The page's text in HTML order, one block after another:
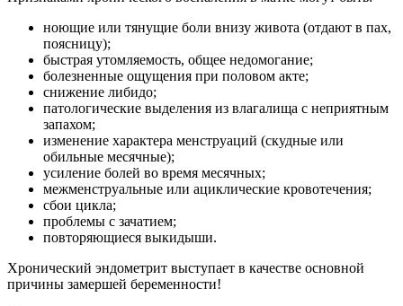
ноющие или тянущие боли внизу живота (отдают в пах,
поясницу);
быстрая утомляемость, общее недомогание;
болезненные ощущения при половом акте;
снижение либидо;
патологические выделения из влагалища с неприятным
запахом;
изменение характера менструаций (скудные или
обильные месячные);
усиление болей во время месячных;
межменструальные или ациклические кровотечения;
сбои цикла;
проблемы с зачатием;
повторяющиеся выкидыши.
Хронический эндометрит выступает в качестве основной
причины замершей беременности!